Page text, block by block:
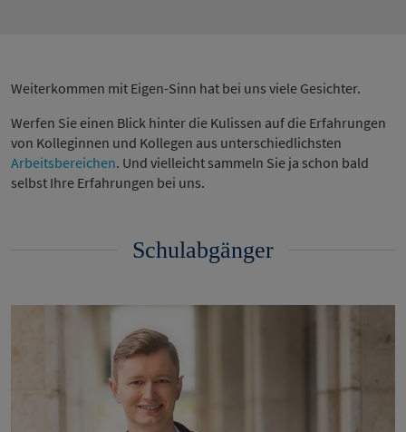
Weiterkommen mit Eigen-Sinn hat bei uns viele Gesichter.
Werfen Sie einen Blick hinter die Kulissen auf die Erfahrungen
von Kolleginnen und Kollegen aus unterschiedlichsten
Arbeitsbereichen. Und vielleicht sammeln Sie ja schon bald
selbst Ihre Erfahrungen bei uns.
Schulabgänger